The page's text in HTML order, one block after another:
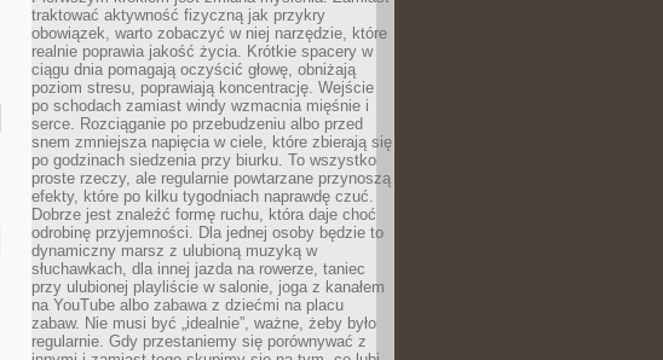
traktować aktywność fizyczną jak przykry
obowiązek, warto zobaczyć w niej narzędzie, które
realnie poprawia jakość życia. Krótkie spacery w
ciągu dnia pomagają oczyścić głowę, obniżają
poziom stresu, poprawiają koncentrację. Wejście
po schodach zamiast windy wzmacnia mięśnie i
serce. Rozciąganie po przebudzeniu albo przed
snem zmniejsza napięcia w ciele, które zbierają się
po godzinach siedzenia przy biurku. To wszystko
proste rzeczy, ale regularnie powtarzane przynoszą
efekty, które po kilku tygodniach naprawdę czuć.
Dobrze jest znaleźć formę ruchu, która daje choć
odrobinę przyjemności. Dla jednej osoby będzie to
dynamiczny marsz z ulubioną muzyką w
słuchawkach, dla innej jazda na rowerze, taniec
przy ulubionej playliście w salonie, joga z kanałem
na YouTube albo zabawa z dziećmi na placu
zabaw. Nie musi być „idealnie”, ważne, żeby było
regularnie. Gdy przestaniemy się porównywać z